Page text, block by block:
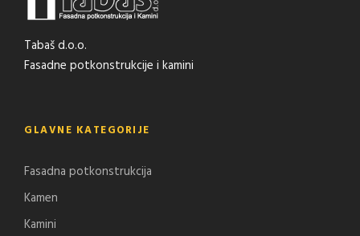
Tabaš d.o.o.
Fasadne potkonstrukcije i kamini
GLAVNE KATEGORIJE
Fasadna potkonstrukcija
Kamen
Kamini